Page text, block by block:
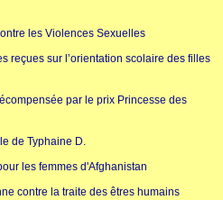
les Violences Sexuelles
reçues sur l’orientation scolaire des filles
par le prix Princesse des
de Typhaine D.
les femmes d'Afghanistan
contre la traite des êtres humains